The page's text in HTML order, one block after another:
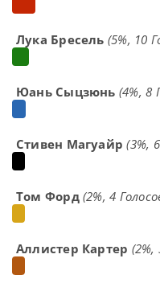
Лука Бресель (5%, 10
Юань Сыцзюнь (4%, 8
Стивен Магуайр (3%,
Том Форд (2%, 4
Аллистер Картер (2%,